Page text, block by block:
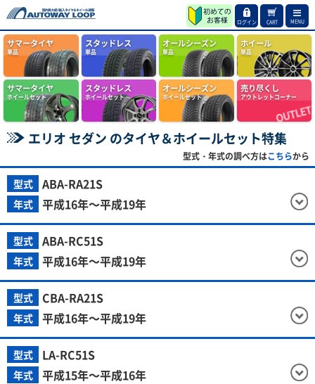
ログイン CART MENU
サマータイヤ
単品
スタッドレス
単品
オールシーズン
単品
ホイール
単品
サマータイヤ
ホイールセット
スタッドレス
ホイールセット
オールシーズン
ホイールセット
売り尽くし
アウトレットコーナー
エリオ セダン のタイヤ＆ホイールセット特集
型式・年式の調べ方はこちらから
型式 ABA-RA21S
年式 平成16年～平成19年
型式 ABA-RC51S
年式 平成16年～平成19年
型式 CBA-RA21S
年式 平成16年～平成19年
型式 LA-RC51S
年式 平成15年～平成16年